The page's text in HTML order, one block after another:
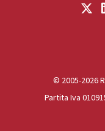
© 2005-2026
Partita Iva